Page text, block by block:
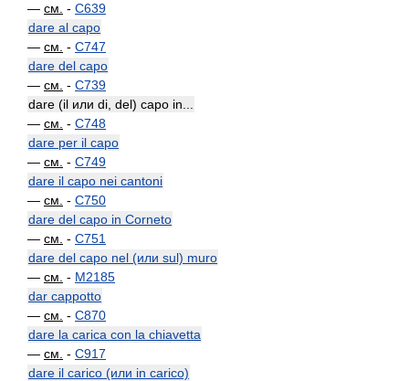
— см. - C639
dare al capo
— см. - C747
dare del capo
— см. - C739
dare (il или di, del) capo in...
— см. - C748
dare per il capo
— см. - C749
dare il capo nei cantoni
— см. - C750
dare del capo in Corneto
— см. - C751
dare del capo nel (или sul) muro
— см. - M2185
dar cappotto
— см. - C870
dare la carica con la chiavetta
— см. - C917
dare il carico (или in carico)